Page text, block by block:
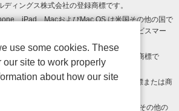
ィングス株式会社の登録商標です。
、iPad、MacおよびMac OS は米国その他の国で
商標です。App Store は Apple Inc. のサービスマー
よび Google Play ロゴ は Google LLC の商標で
の米国およびその他の国における登録商標または商
Adobe PDF は、Adobe Inc.の米国およびその他の
use some cookies. These
our site to work properly
about how our site